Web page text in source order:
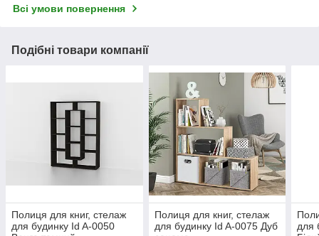
Всі умови повернення
Подібні товари компанії
Полиця для книг, стелаж
для будинку Id A-0050
Полиця для книг, стелаж
для будинку Id A-0075 Дуб
для